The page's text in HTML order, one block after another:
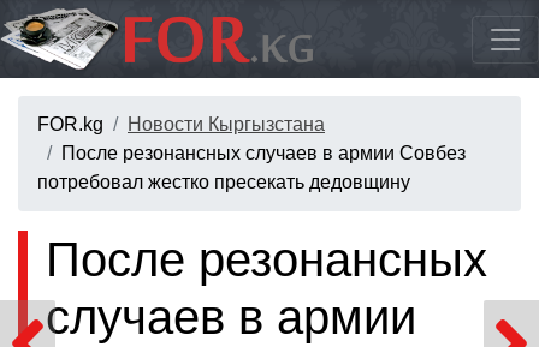
FOR.kg
Новости Кыргызстана
После резонансных случаев в армии Совбез
потребовал жестко пресекать дедовщину
После резонансных
случаев в армии